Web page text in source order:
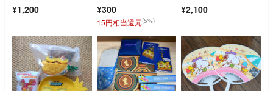
¥1,200 ¥300
15円相当還元(5%)
¥2,100